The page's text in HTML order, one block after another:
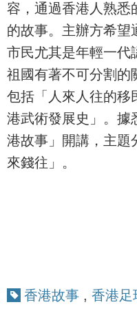
容，通過香港人熟悉
的故事。主辦方希望
市民尤其是年輕一代
祖國有著不可分割的
包括「人來人往的移
港武術發展史」。據
港故事」開講，主題
來錢往」。
香港故事 , 香港足